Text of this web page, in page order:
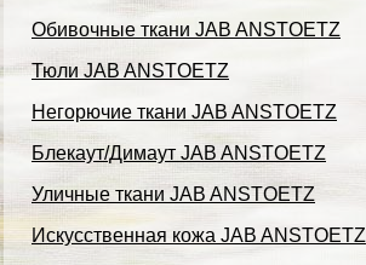
Обивочные ткани JAB ANSTOETZ
Тюли JAB ANSTOETZ
Негорючие ткани JAB ANSTOETZ
Блекаут/Димаут JAB ANSTOETZ
Уличные ткани JAB ANSTOETZ
Искусственная кожа JAB ANSTOETZ